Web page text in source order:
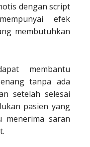
dengan script
efek
membutuhkan
membantu
tanpa ada
setelah selesai
pasien yang
menerima saran